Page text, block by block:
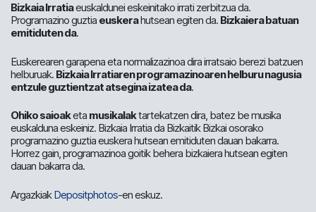
Bizkaia Irratiaeuskaldunei eskeinitako irrati zerbitzua da.
Programazino guztia euskerahutsean egiten da. Bizkaiera batuan
emitiduten da.
Euskerearen garapena eta normalizazinoa dira irratsaio berezi batzuen
helburuak. Bizkaia Irratiaren programazinoaren helburu nagusia
entzule guztientzat atsegina izatea da.
Ohiko saioaketa musikalaktartekatzen dira, batez be musika
euskalduna eskeiniz. Bizkaia Irratia da Bizkaitik Bizkai osorako
programazino guztia euskera hutsean emitiduten dauan bakarra.
Horrez gain, programazinoa goitik behera bizkaiera hutsean egiten
dauan bakarra da.
ArgazkiakDepositphotos-en eskuz.